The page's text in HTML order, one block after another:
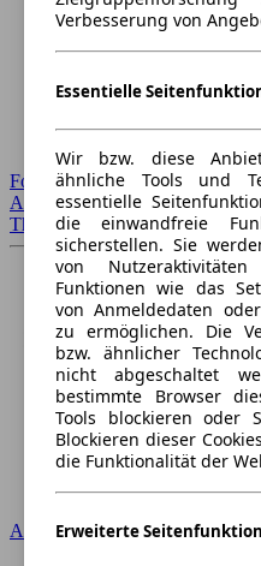
Forum Startseite
Alle Auto-Foren
Themen-Forum
Audi
Verbesserung von
Essentielle
Wir bzw. diese
ähnliche Tools und
essentielle
die einwandfreie
sicherstellen. Sie
von
Funktionen wie das
von Anmeldedaten
zu ermöglichen. Die
bzw. ähnlicher
nicht abgeschaltet
bestimmte Browser
Tools blockieren oder
Blockieren dieser
die Funktionalität der
Erweiterte